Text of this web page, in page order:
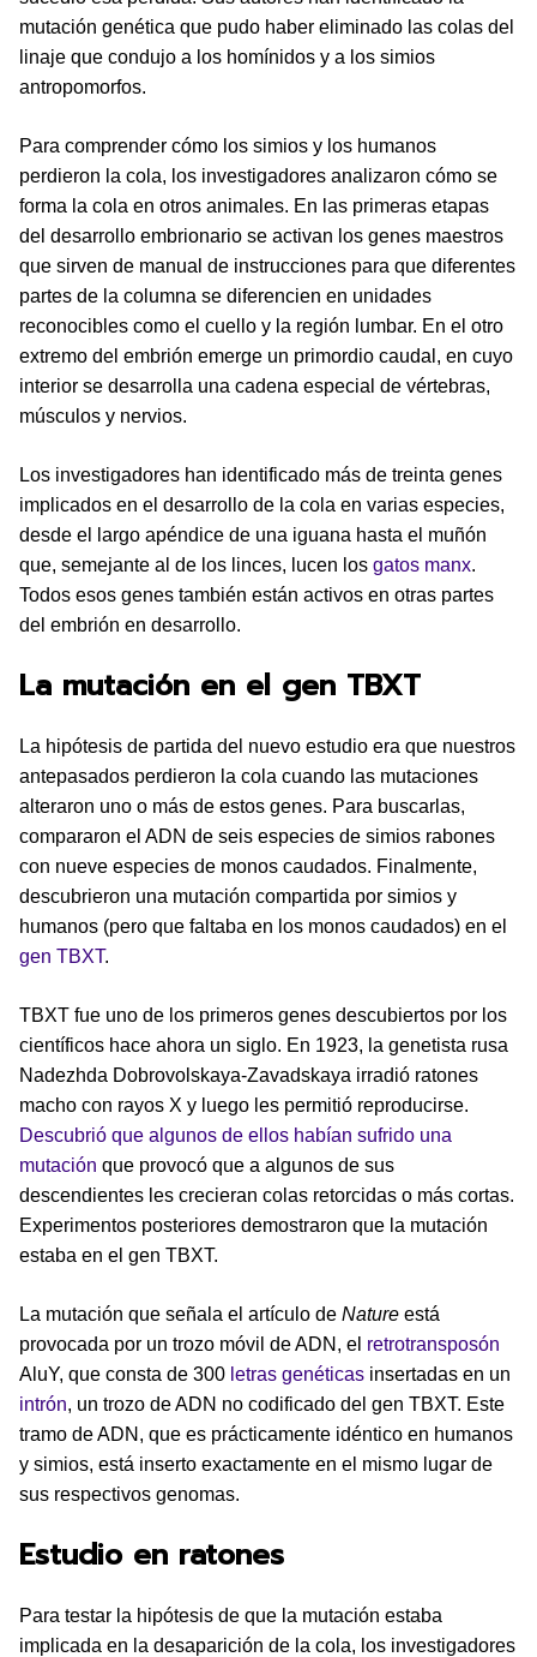
mutación genética que pudo haber eliminado las colas del
linaje que condujo a los homínidos y a los simios
antropomorfos.
Para comprender cómo los simios y los humanos
perdieron la cola, los investigadores analizaron cómo se
forma la cola en otros animales. En las primeras etapas
del desarrollo embrionario se activan los genes maestros
que sirven de manual de instrucciones para que diferentes
partes de la columna se diferencien en unidades
reconocibles como el cuello y la región lumbar. En el otro
extremo del embrión emerge un primordio caudal, en cuyo
interior se desarrolla una cadena especial de vértebras,
músculos y nervios.
Los investigadores han identificado más de treinta genes
implicados en el desarrollo de la cola en varias especies,
desde el largo apéndice de una iguana hasta el muñón
que, semejante al de los linces, lucen los gatos manx.
Todos esos genes también están activos en otras partes
del embrión en desarrollo.
La mutación en el gen TBXT
La hipótesis de partida del nuevo estudio era que nuestros
antepasados perdieron la cola cuando las mutaciones
alteraron uno o más de estos genes. Para buscarlas,
compararon el ADN de seis especies de simios rabones
con nueve especies de monos caudados. Finalmente,
descubrieron una mutación compartida por simios y
humanos (pero que faltaba en los monos caudados) en el
gen TBXT.
TBXT fue uno de los primeros genes descubiertos por los
científicos hace ahora un siglo. En 1923, la genetista rusa
Nadezhda Dobrovolskaya-Zavadskaya irradió ratones
macho con rayos X y luego les permitió reproducirse.
Descubrió que algunos de ellos habían sufrido una
mutación que provocó que a algunos de sus
descendientes les crecieran colas retorcidas o más cortas.
Experimentos posteriores demostraron que la mutación
estaba en el gen TBXT.
La mutación que señala el artículo de Nature está
provocada por un trozo móvil de ADN, el retrotransposón
AluY, que consta de 300 letras genéticas insertadas en un
intrón, un trozo de ADN no codificado del gen TBXT. Este
tramo de ADN, que es prácticamente idéntico en humanos
y simios, está inserto exactamente en el mismo lugar de
sus respectivos genomas.
Estudio en ratones
Para testar la hipótesis de que la mutación estaba
implicada en la desaparición de la cola, los investigadores